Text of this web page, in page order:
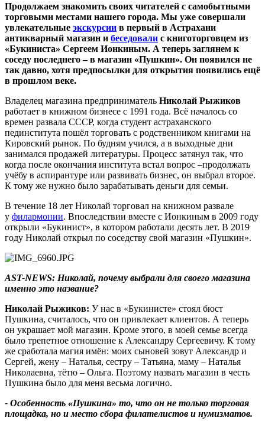
Продолжаем знакомить своих читателей с самобытными
торговыми местами нашего города. Мы уже совершали
увлекательные экскурсии в первый в Астрахани
антикварный магазин и беседовали с книготорговцем из
«Букиниста» Сергеем Ионкиным. А теперь заглянем к
соседу последнего – в магазин «Пушкин». Он появился не
так давно, хотя предпосылки для открытия появились ещё
в прошлом веке.
Владелец магазина предприниматель Николай Рыжиков
работает в книжном бизнесе с 1991 года. Всё началось со
времен развала СССР, когда студент астраханского
пединститута пошёл торговать с родственником книгами на
Кировский рынок. По будням учился, а в выходные дни
занимался продажей литературы. Процесс затянул так, что
когда после окончания института встал вопрос –продолжать
учёбу в аспирантуре или развивать бизнес, он выбрал второе.
К тому же нужно было зарабатывать деньги для семьи.
В течение 18 лет Николай торговал на книжном развале
у филармонии. Впоследствии вместе с Ионкиным в 2009 году
открыли «Букинист», в котором работали десять лет. В 2019
году Николай открыл по соседству свой магазин «Пушкин».
AST-NEWS: Николай, почему выбрали для своего магазина
именно это название?
Николай Рыжиков: У нас в «Букинисте» стоял бюст
Пушкина, считалось, что он привлекает клиентов. А теперь
он украшает мой магазин. Кроме этого, в моей семье всегда
было трепетное отношение к Александру Сергеевичу. К тому
же сработала магия имён: моих сыновей зовут Александр и
Сергей, жену – Наталья, сестру – Татьяна, маму – Наталья
Николаевна, тётю – Ольга. Поэтому назвать магазин в честь
Пушкина было для меня весьма логично.
- Особенность «Пушкина» то, что он не только торговая
площадка, но и место сбора филателистов и нумизматов.